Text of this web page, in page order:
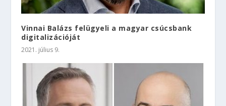
Vinnai Balázs felügyeli a magyar csúcsbank
digitalizációját
2021. július 9.